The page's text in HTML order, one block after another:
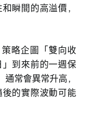
瞬間的高溢價，
略企圖「雙向收
到來前的一週保
常會異常升高，
的實際波動可能